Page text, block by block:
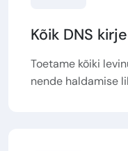
Kõik DNS
Toetame kõiki
nende haldamise